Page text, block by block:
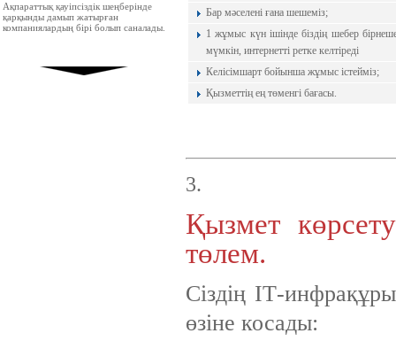
Ақпараттық қауіпсіздік шеңберінде
қарқынды дамып жатырған
компаниялардың бірі болып саналады.
Бар мәселені ғана шешеміз;
1 жұмыс күн ішінде біздің шебер
мүмкін, интернетті ретке келтіреді
Келісімшарт бойынша жұмыс істейміз;
Қызметтің ең төменгі бағасы.
3.
Қызмет
төлем.
Сіздің IТ-
өзіне косады: